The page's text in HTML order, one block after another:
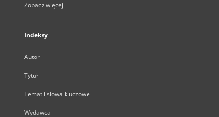
Zobacz więcej
Indeksy
Autor
Tytuł
Temat i słowa kluczowe
Wydawca